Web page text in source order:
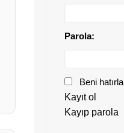
Parola:
Beni hatırla
Kayıt ol
Kayıp parola